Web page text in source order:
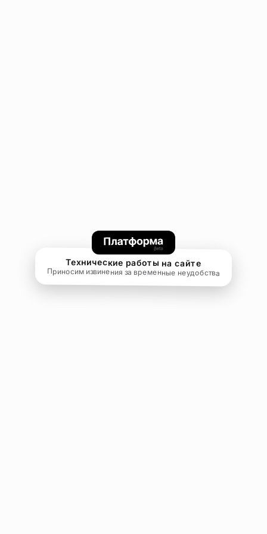
Технические работы на сайте
Приносим извинения за временные неудобства